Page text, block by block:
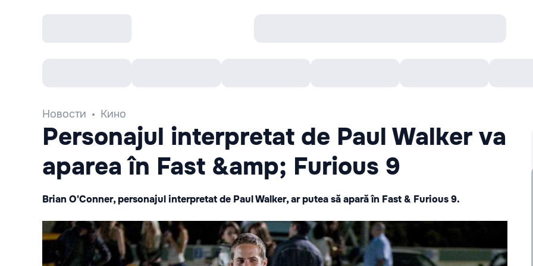
Новости Кино
Personajul interpretat de Paul Walker va
aparea în Fast &amp; Furious 9
Brian O'Conner, personajul interpretat de Paul Walker, ar putea să apară în Fast & Furious 9.